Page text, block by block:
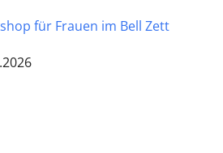
für Frauen im Bell Zett